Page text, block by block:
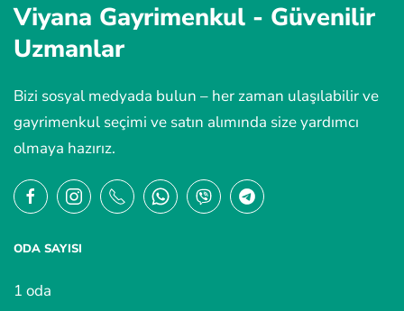
Viyana Gayrimenkul - Güvenilir
Uzmanlar
Bizi sosyal medyada bulun – her zaman ulaşılabilir ve
gayrimenkul seçimi ve satın alımında size yardımcı
olmaya hazırız.
ODA SAYISI
1 oda